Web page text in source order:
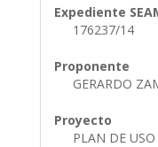
Expediente
176237/14
Proponente
GERARDO
Proyecto
PLAN DE